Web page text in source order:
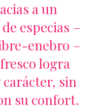
a un
especias –
enebro –
logra
sin
su confort.